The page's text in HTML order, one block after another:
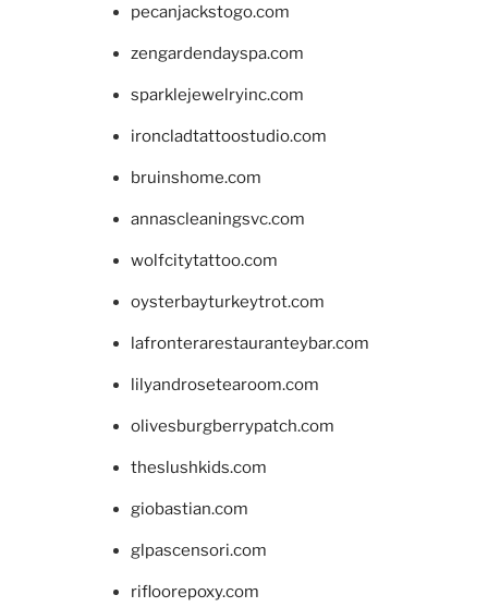
pecanjackstogo.com
zengardendayspa.com
sparklejewelryinc.com
ironcladtattoostudio.com
bruinshome.com
annascleaningsvc.com
wolfcitytattoo.com
oysterbayturkeytrot.com
lafronterarestauranteybar.com
lilyandrosetearoom.com
olivesburgberrypatch.com
theslushkids.com
giobastian.com
glpascensori.com
rifloorepoxy.com